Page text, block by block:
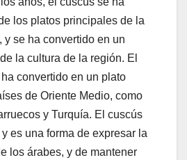
los platos principales de la
y se ha convertido en un
la cultura de la región. El
convertido en un plato
de Oriente Medio, como
y Turquía. El cuscús
es una forma de expresar la
los árabes, y de mantener